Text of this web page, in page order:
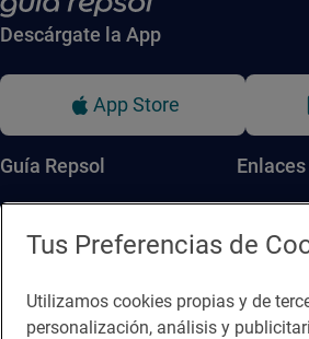
Descárgate la App
App Store
Guía Repsol
Viajar
Dormir
Enlaces
Sala de
Canal
Tus Preferencias de
Utilizamos cookies propias y de
personalización, análisis y